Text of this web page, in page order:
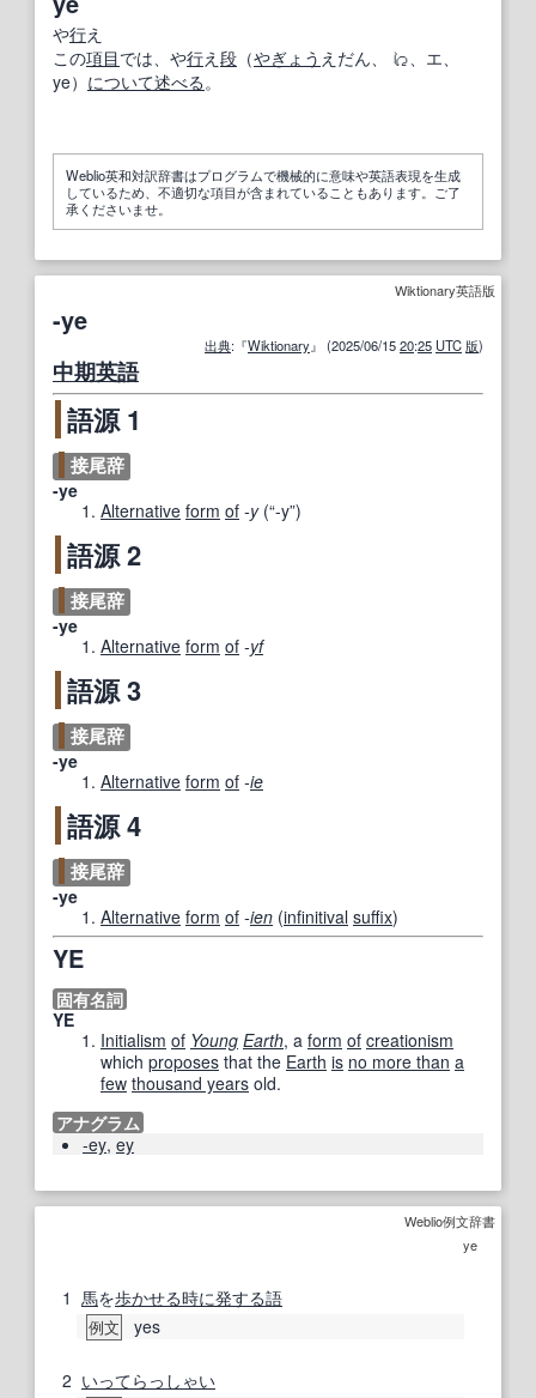
や行え
この項目では、や行え 段 （やぎょう えだん、 𛀁、エ、
ye） について述べる。
Weblio英和対訳辞書はプログラムで機械的に意味や英語表現を生成
しているため、不適切な項目が含まれていることもあります。ご了
承くださいませ。
Wiktionary英語版
-ye
出典:『Wiktionary』 (2025/06/1520:25 UTC 版)
中期英語
語源 1
接尾辞
-ye
Alternative form of -y (“-y”)
語源 2
接尾辞
-ye
Alternative form of -yf
語源 3
接尾辞
-ye
Alternative form of -ie
語源 4
接尾辞
-ye
Alternative form of -ien (infinitival suffix)
YE
固有名詞
YE
Initialism of Young Earth, a form of creationism
which proposes that the Earth is no more than a
few thousand years old.
アナグラム
-ey, ey
Weblio例文辞書
ye
1 馬を歩かせる時に発する語
例文 yes
2 いってらっしゃい